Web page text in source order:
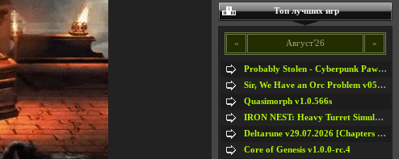
Топ лучших игр
« Август'26 »
Probably Stolen - Cyberpunk Pawnshop Simulator v048c [Playtest]
Sir, We Have an Orc Problem v05.08.2026
Quasimorph v1.0.566s
IRON NEST: Heavy Turret Simulator v1.0a
Deltarune v29.07.2026 [Chapters 1-5] / + RUS [Chapters 1-5]
Core of Genesis v1.0.0-rc.4